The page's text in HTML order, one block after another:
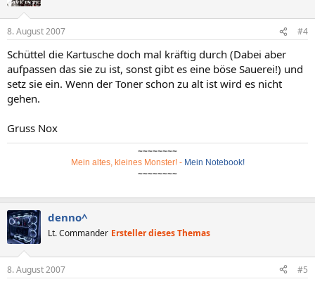
8. August 2007 #4
Schüttel die Kartusche doch mal kräftig durch (Dabei aber
aufpassen das sie zu ist, sonst gibt es eine böse Sauerei!) und
setz sie ein. Wenn der Toner schon zu alt ist wird es nicht
gehen.
Gruss Nox
~~~~~~~~
Mein altes, kleines Monster!- Mein Notebook!
~~~~~~~~
denno^
Lt. Commander Ersteller dieses Themas
8. August 2007 #5